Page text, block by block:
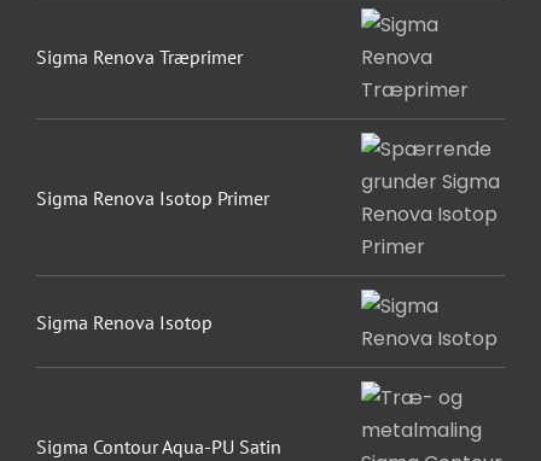
Sigma Renova Træprimer
Sigma Renova Isotop Primer
Sigma Renova Isotop
Sigma Contour Aqua-PU Satin